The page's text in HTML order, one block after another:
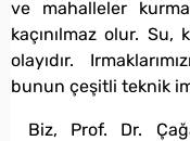
ve mahalleler
kaçınılmaz olur.
olayıdır.
bunun çeşitli teknik
Biz, Prof. Dr.